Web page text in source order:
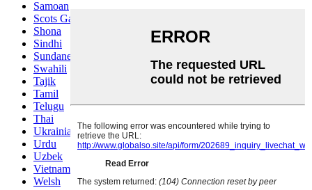
Samoan
Scots Gaelic
Shona
Sindhi
Sundanese
Swahili
Tajik
Tamil
Telugu
Thai
Ukrainian
Urdu
Uzbek
Vietnamese
Welsh